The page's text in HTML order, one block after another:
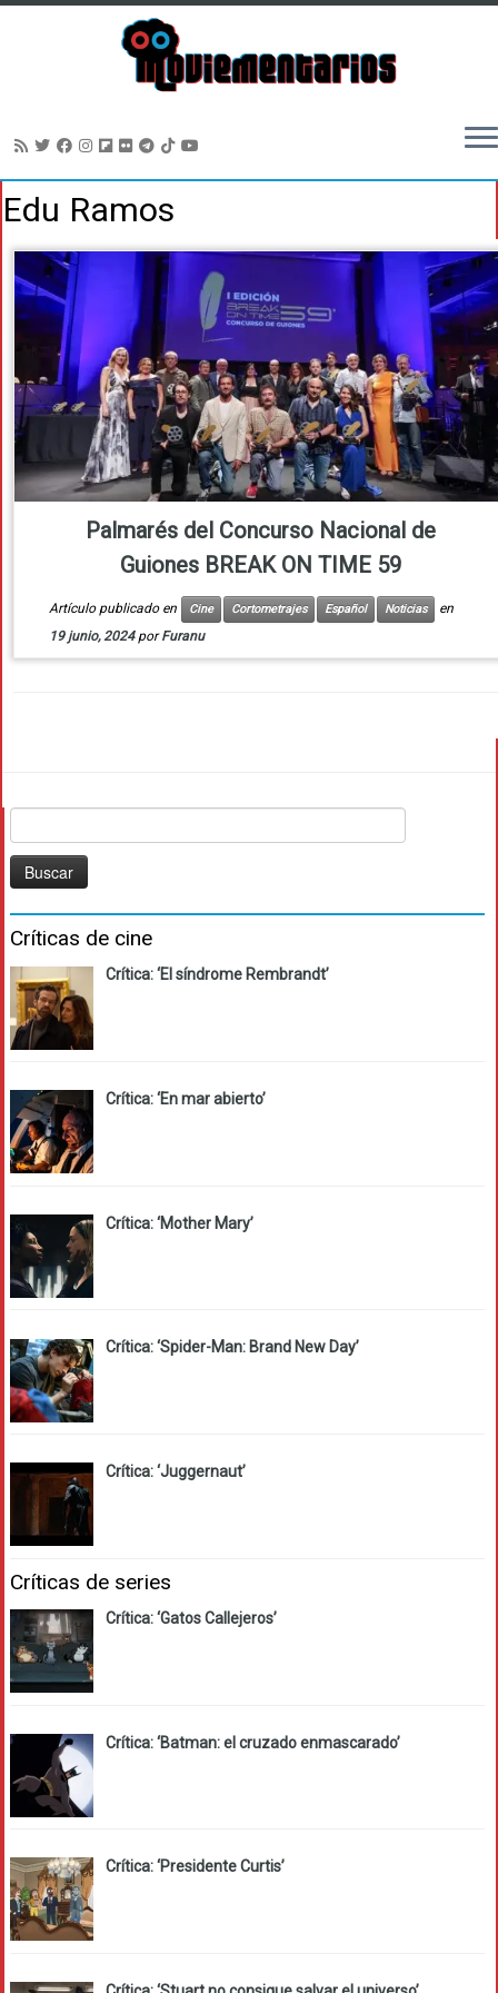
Saltar
alEdu Ramos
Palmarés del Concurso Nacional de
Guiones BREAK ON TIME 59
Artículo publicado en Cine Cortometrajes Español Noticias
en
19 junio, 2024 porFuranu
Críticas de cine
Crítica: ‘El síndrome Rembrandt’
Crítica: ‘En mar abierto’
Crítica: ‘Mother Mary’
Crítica: ‘Spider-Man: Brand New Day’
Crítica: ‘Juggernaut’
Críticas de series
Crítica: ‘Gatos Callejeros’
Crítica: ‘Batman: el cruzado enmascarado’
Crítica: ‘Presidente Curtis’